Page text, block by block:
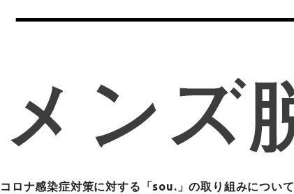
コロナ感染症対策に対する「sou.」の取り組みについて